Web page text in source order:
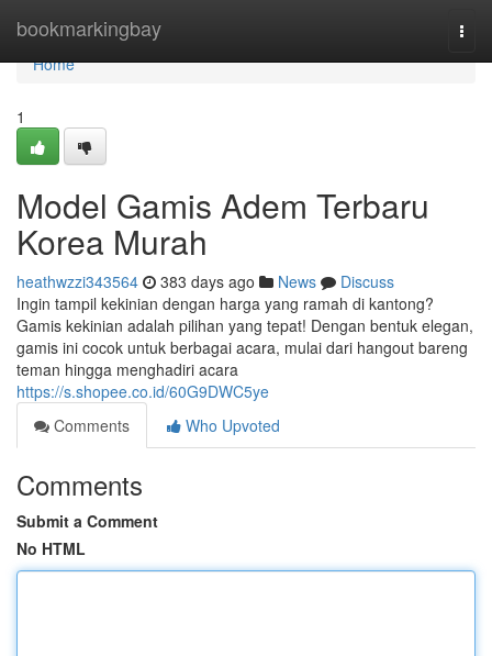
bookmarkingbay
Home
Home
1
Model Gamis Adem Terbaru
Korea Murah
heathwzzi343564 383 days ago News
Discuss
Ingin tampil kekinian dengan harga yang ramah di kantong?
Gamis kekinian adalah pilihan yang tepat! Dengan bentuk elegan,
gamis ini cocok untuk berbagai acara, mulai dari hangout bareng
teman hingga menghadiri acara
https://s.shopee.co.id/60G9DWC5ye
Comments
Who Upvoted
Comments
Submit a Comment
No HTML